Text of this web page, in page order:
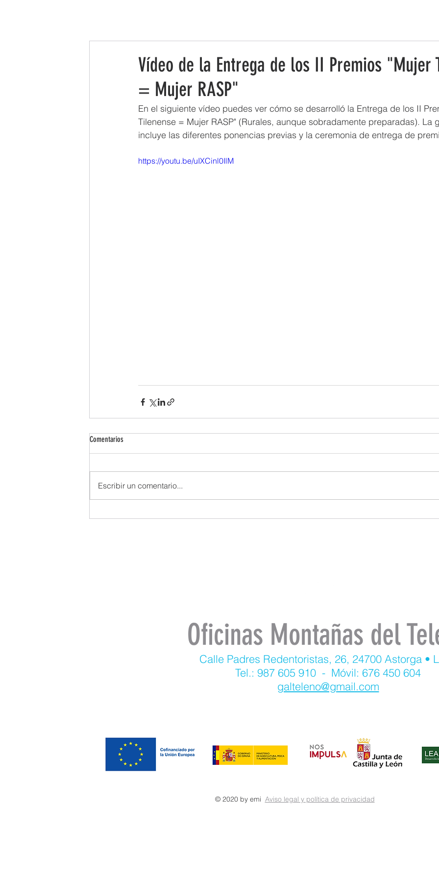
Vídeo de la Entrega de los II Premios "Mujer
= Mujer RASP"
En el siguiente vídeo puedes ver cómo se desarrolló la Entrega de los II
Tilenense = Mujer RASP" (Rurales, aunque sobradamente preparadas). La
incluye las diferentes ponencias previas y la ceremonia de entrega de
https://youtu.be/uIXCinl0IlM
Comentarios
Escribir un comentario...
Oficinas Montañas del
Calle Padres Redentoristas, 26, 24700 Astorga •
Tel.: 987 605 910 - Móvil: 676 450 604
galteleno@gmail.com
© 2020 by emi Aviso legal y política de privacidad